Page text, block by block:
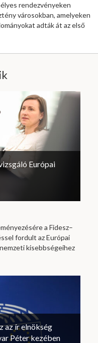
rendezvényeken
városokban, amelyeken
adták át az első
Európai
a Fidesz–
fordult az Európai
kisebbségeihez
az ír elnökség
Péter kezében